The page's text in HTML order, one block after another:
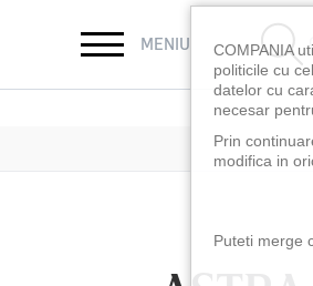
MENIU
COMPANIA
politicile cu
datelor cu
necesar
Prin
modifica in
Puteti merge